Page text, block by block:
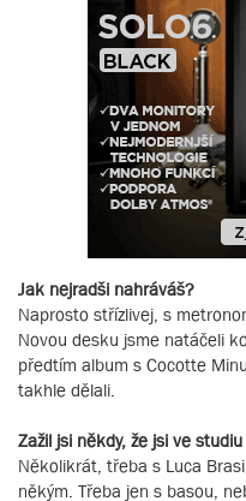
Jak nejradši nahráváš?
Naprosto střízlivej, s
Novou desku jsme natáčeli
předtím album s Cocotte
takhle dělali.
Zažil jsi někdy, že jsi ve
Několikrát, třeba s Luca
někým. Třeba jen s basou,